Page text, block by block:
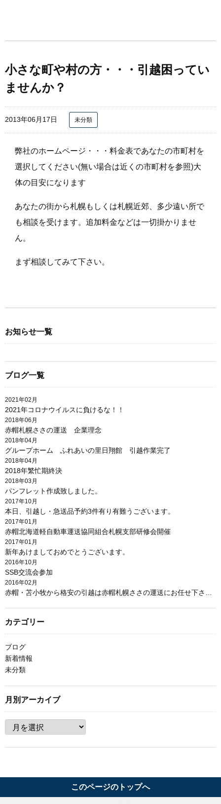
小さな町や村の方・・・引越困ってい
ませんか？
2013年06月17日 未分類
弊社のホームページ・・・料金表であなたの市町村を
選択してください(無い場合は近くの市町村を参照)大
体の目安になります
あなたの街から札幌もしくは札幌近郊、多少遠い所で
も相談を受けます。追加料金などは一切掛かりませ
ん。
まず相談してみて下さい。
お知らせ一覧
ブログ一覧
2021年02月
2021年コロナウイルスに負けるな！！
2018年06月
赤帽札幌ささの運送 企業理念
2018年04月
グループホーム ふれあいの里日翔館 引越作業完了
2018年04月
2018年繁忙期終決
2018年03月
パンフレット作成致しました。
2017年10月
本日、引越し・急送品予約3件有り有難うございます。
2017年01月
赤帽北海道軽自動車運送協同組合札幌支部研修会開催
2017年01月
新年あけましておめでとうございます。
2016年10月
SSB交流会参加
2016年02月
カテゴリー
ブログ
新着情報
未分類
月別アーカイブ
このページのトップへ